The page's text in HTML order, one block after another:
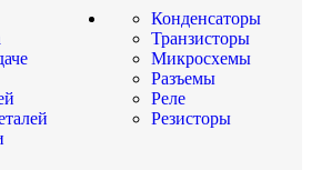
Конденсаторы
Транзисторы
Микросхемы
Разъемы
Реле
Резисторы